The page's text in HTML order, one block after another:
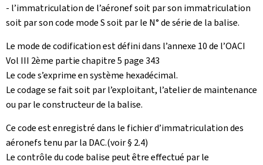
- l’immatriculation de l’aéronef soit par son immatriculation
soit par son code mode S soit par le N° de série de la balise.
Le mode de codification est défini dans l’annexe 10 de l’OACI
Vol III 2ème partie chapitre 5 page 343
Le code s’exprime en système hexadécimal.
Le codage se fait soit par l’exploitant, l’atelier de maintenance
ou par le constructeur de la balise.
Ce code est enregistré dans le fichier d’immatriculation des
aéronefs tenu par la DAC.(voir § 2.4)
Le contrôle du code balise peut être effectué par le